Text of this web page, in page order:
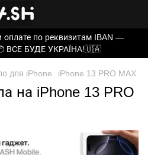
оплате по реквизитам IBAN —
ВСЕ БУДЕ УКРАЇНА!🇺🇦
для iPhone iPhone 13 PRO MAX
на iPhone 13 PRO